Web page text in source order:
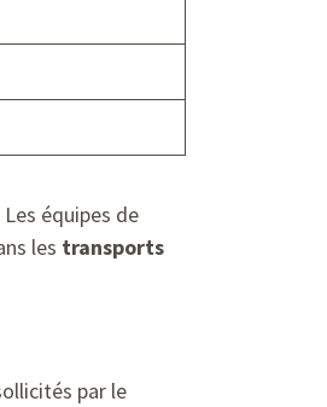
équipes de
les transports
par le